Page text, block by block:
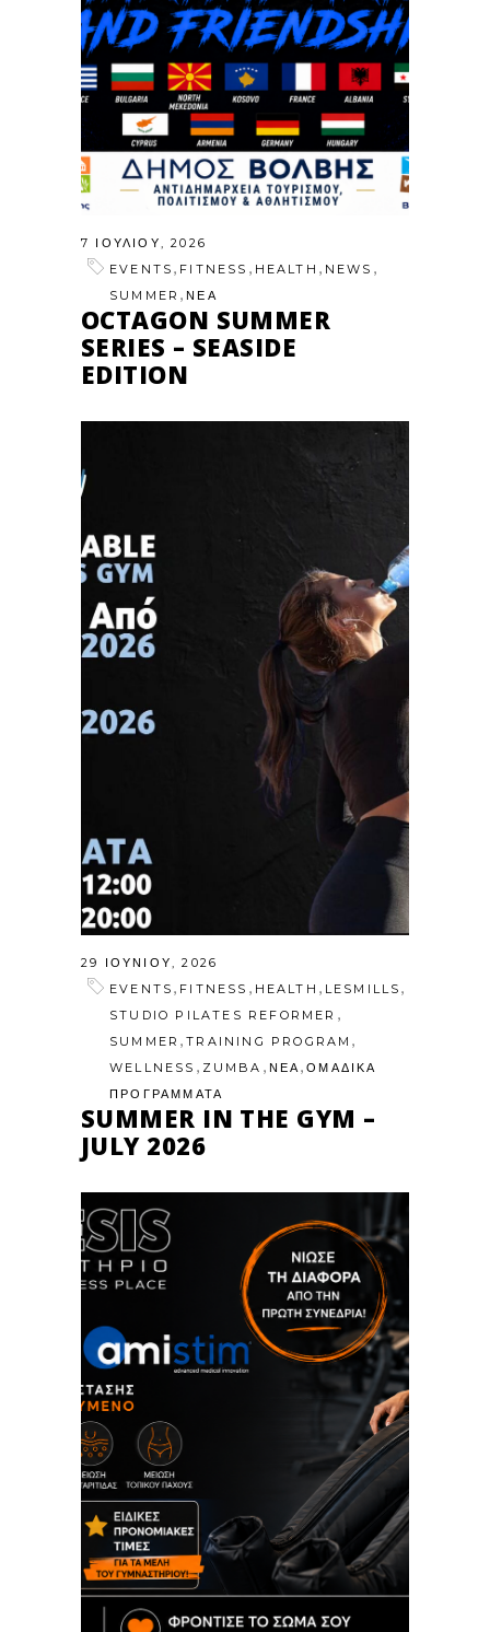
7 ΙΟΥΛΊΟΥ, 2026
EVENTS , FITNESS , HEALTH , NEWS ,
SUMMER ,ΝΕΑ
OCTAGON SUMMER
SERIES – SEASIDE
EDITION
29 ΙΟΥΝΊΟΥ, 2026
EVENTS
FITNESS HEALTH LESMILLS
STUDIO PILATES REFORMER
SUMMER ,TRAINING PROGRAM
WELLNESS ZUMBA ΝΕΑ ,ΟΜΑΔΙΚΑ
ΠΡΟΓΡΑΜΜΑΤΑ
SUMMER IN THE GYM –
JULY 2026